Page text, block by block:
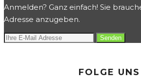
Anmelden? Ganz einfach! Sie
Adresse anzugeben.
FOLGE UNS